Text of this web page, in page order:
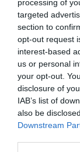
processing of
targeted
section to
opt-out request
interest-based
us or personal
your opt-out.
disclosure of
IAB’s list of
also be
Downstream
πολλές
08.08.2026 | 09:40
Άρχισε τις
Μητσοτάκης:
σε γνωστό
08.08.2026 | 09:20
Συγκίνηση
Εύβοια!
του Ρώσσο
Βίντεο από τη